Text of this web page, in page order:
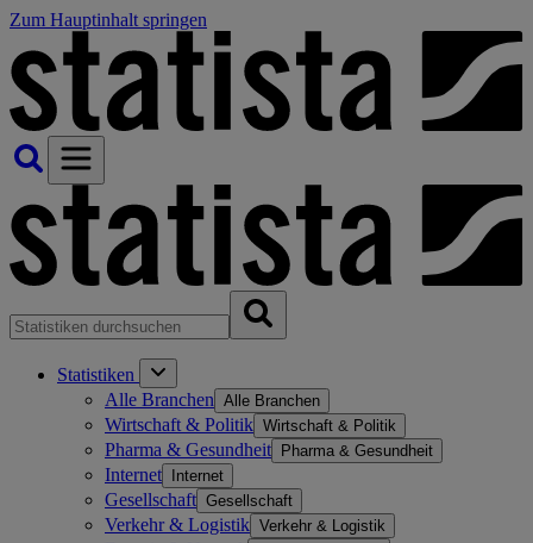
Zum Hauptinhalt springen
Statistiken
Alle Branchen Alle Branchen
Wirtschaft & Politik Wirtschaft & Politik
Pharma & Gesundheit Pharma & Gesundheit
Internet Internet
Gesellschaft Gesellschaft
Verkehr & Logistik Verkehr & Logistik